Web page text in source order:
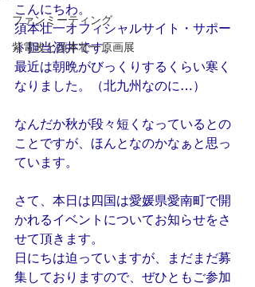
ファンミーティング
紫電改と須本壮一原画展
こんにちわ。
須本壮一オフィシャルサイト・サポー
ト担当酒井です。
最近は朝晩がびっくりするくらい寒く
なりました。（北九州なのに…）
なんだか秋が段々短くなっているとの
ことですが、ほんとなのかなぁと思っ
ています。
さて、本日は四国は愛媛県愛南町で開
かれるイベントについてお知らせをさ
せて頂きます。
日にちは迫っていますが、まだまだ募
集しておりますので、ぜひともご参加